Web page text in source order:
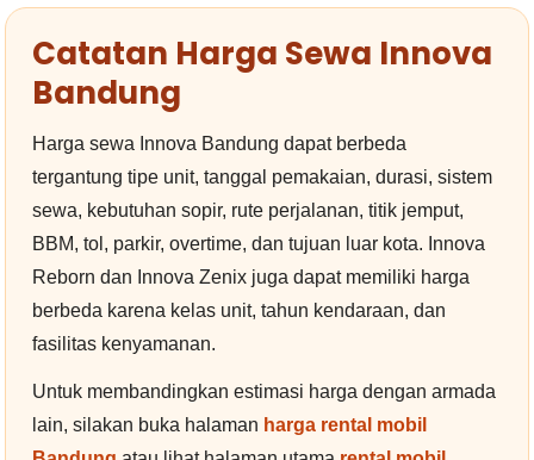
Catatan Harga Sewa Innova
Bandung
Harga sewa Innova Bandung dapat berbeda
tergantung tipe unit, tanggal pemakaian, durasi, sistem
sewa, kebutuhan sopir, rute perjalanan, titik jemput,
BBM, tol, parkir, overtime, dan tujuan luar kota. Innova
Reborn dan Innova Zenix juga dapat memiliki harga
berbeda karena kelas unit, tahun kendaraan, dan
fasilitas kenyamanan.
Untuk membandingkan estimasi harga dengan armada
lain, silakan buka halaman harga rental mobil